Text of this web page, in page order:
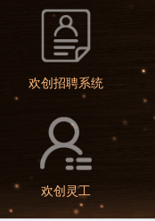
欢创招聘系统
欢创灵工